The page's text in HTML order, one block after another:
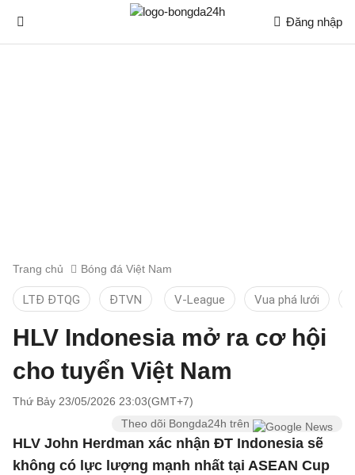
Đăng nhập
Trang chủ Bóng đá Việt Nam
LTĐ ĐTQG ĐTVN V-League Vua phá lưới
HLV Indonesia mở ra cơ hội
cho tuyển Việt Nam
Thứ Bảy 23/05/2026 23:03(GMT+7)
Theo dõi Bongda24h trên
HLV John Herdman xác nhận ĐT Indonesia sẽ
không có lực lượng mạnh nhất tại ASEAN Cup